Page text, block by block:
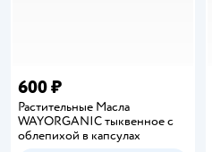
600 ₽
Растительные Масла
WAYORGANIC тыквенное с
облепихой в капсулах